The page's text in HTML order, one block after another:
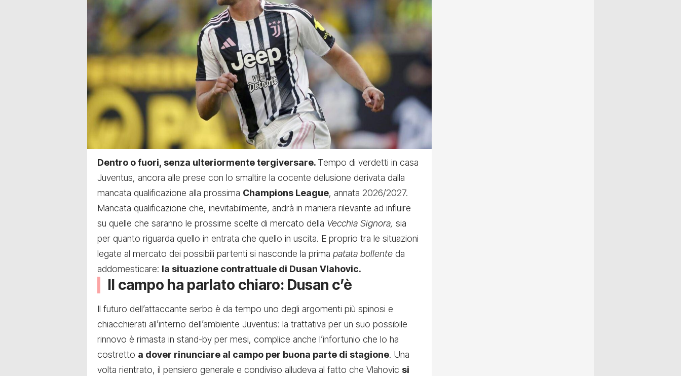
Dentro o fuori, senza ulteriormente tergiversare. Tempo di verdetti in casa
Juventus, ancora alle prese con lo smaltire la cocente delusione derivata dalla
mancata qualificazione alla prossima Champions League, annata 2026/2027.
Mancata qualificazione che, inevitabilmente, andrà in maniera rilevante ad influire
su quelle che saranno le prossime scelte di mercato della Vecchia Signora, sia
per quanto riguarda quello in entrata che quello in uscita. E proprio tra le situazioni
legate al mercato dei possibili partenti si nasconde la prima patata bollente da
addomesticare: la situazione contrattuale di Dusan Vlahovic.
Il campo ha parlato chiaro: Dusan c’è
Il futuro dell’attaccante serbo è da tempo uno degli argomenti più spinosi e
chiacchierati all’interno dell’ambiente Juventus: la trattativa per un suo possibile
rinnovo è rimasta in stand-by per mesi, complice anche l’infortunio che lo ha
costretto a dover rinunciare al campo per buona parte di stagione. Una
volta rientrato, il pensiero generale e condiviso alludeva al fatto che Vlahovic si